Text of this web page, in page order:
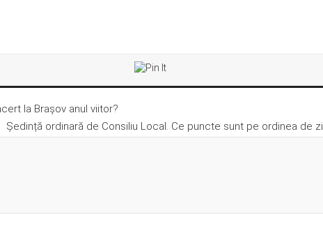
la Brașov anul viitor?
Ședință ordinară de Consiliu Local. Ce puncte sunt pe ordinea de zi